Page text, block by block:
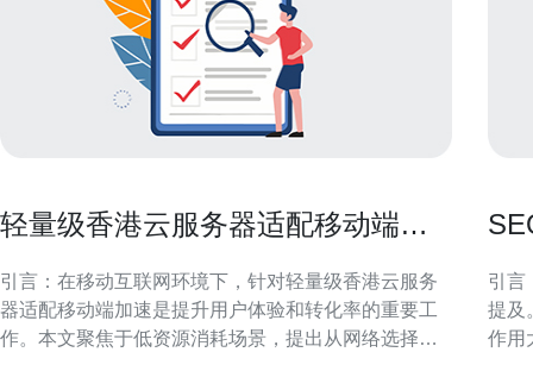
轻量级香港云服务器适配移动端加
引言：在移动互联网环境下，针对轻量级香港云服务
器适配移动端加速是提升用户体验和转化率的重要工
作。本文聚焦于低资源消耗场景，提出从网络选择、
引言
提及
作用